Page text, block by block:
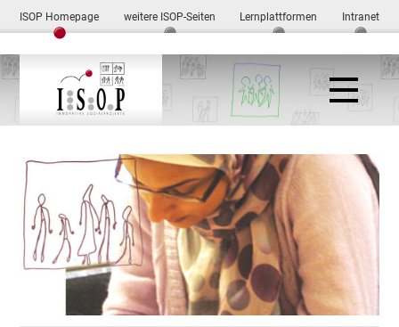
ISOP Homepage weitere ISOP-Seiten Lernplattformen Intranet